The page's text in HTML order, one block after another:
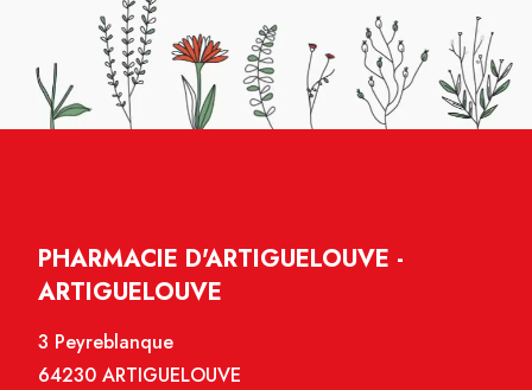
PHARMACIE D'ARTIGUELOUVE -
ARTIGUELOUVE
3 Peyreblanque
64230 ARTIGUELOUVE